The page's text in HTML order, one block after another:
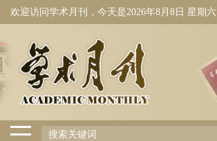
欢迎访问学术月刊，今天是2026年8月8日 星期六